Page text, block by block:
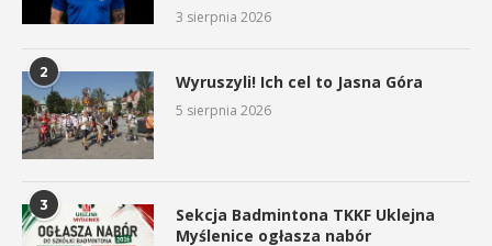
3 sierpnia 2026
2 Wyruszyli! Ich cel to Jasna Góra
5 sierpnia 2026
3
Sekcja Badmintona TKKF Uklejna
Myślenice ogłasza nabór